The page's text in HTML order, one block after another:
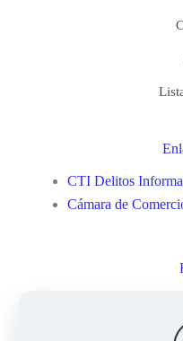
CTI Delitos
Cámara de